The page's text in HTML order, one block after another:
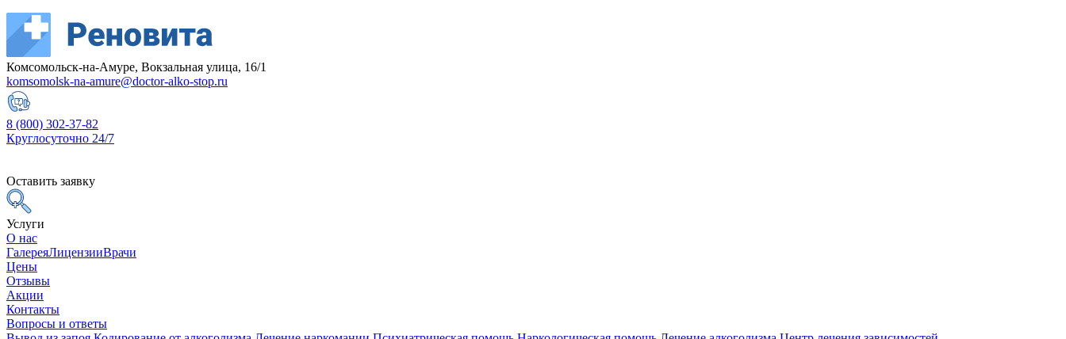
Комсомольск-на-Амуре, Вокзальная улица, 16/1
komsomolsk-na-amure@doctor-alko-stop.ru
8 (800) 302-37-82
Круглосуточно 24/7
Оставить заявку
Услуги
О нас
ГалереяЛицензииВрачи
Цены
Отзывы
Акции
Контакты
Вопросы и ответы